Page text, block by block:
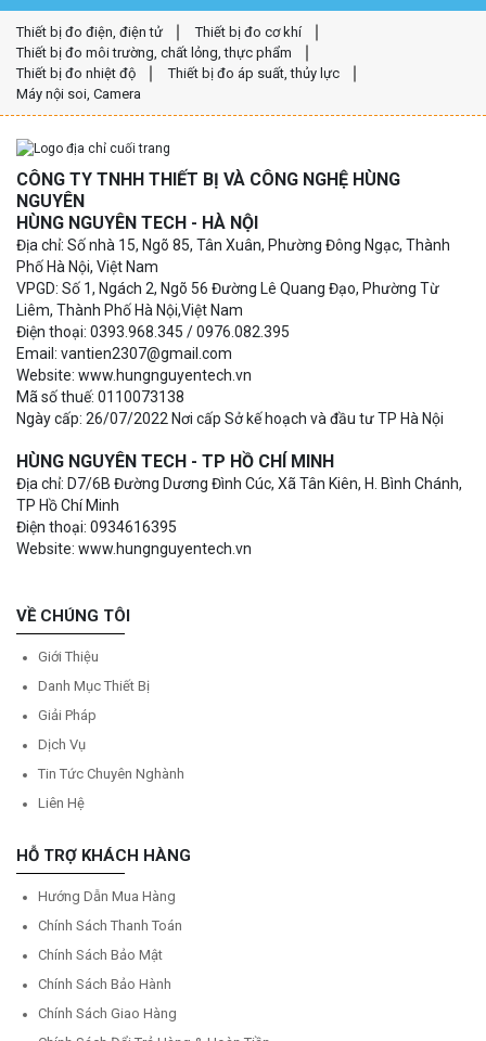
Thiết bị đo điện, điện tử
Thiết bị đo cơ khí
Thiết bị đo môi trường, chất lỏng, thực phẩm
Thiết bị đo nhiệt độ
Thiết bị đo áp suất, thủy lực
Máy nội soi, Camera
CÔNG TY TNHH THIẾT BỊ VÀ CÔNG NGHỆ HÙNG
NGUYÊN
HÙNG NGUYÊN TECH - HÀ NỘI
Địa chỉ: Số nhà 15, Ngõ 85, Tân Xuân, Phường Đông Ngạc, Thành
Phố Hà Nội, Việt Nam
VPGD: Số 1, Ngách 2, Ngõ 56 Đường Lê Quang Đạo, Phường Từ
Liêm, Thành Phố Hà Nội,Việt Nam
Điện thoại: 0393.968.345 / 0976.082.395
Email: vantien2307@gmail.com
Website: www.hungnguyentech.vn
Mã số thuế: 0110073138
Ngày cấp: 26/07/2022 Nơi cấp Sở kế hoạch và đầu tư TP Hà Nội
HÙNG NGUYÊN TECH - TP HỒ CHÍ MINH
Địa chỉ: D7/6B Đường Dương Đình Cúc, Xã Tân Kiên, H. Bình Chánh,
TP Hồ Chí Minh
Điện thoại: 0934616395
Website: www.hungnguyentech.vn
VỀ CHÚNG TÔI
Giới Thiệu
Danh Mục Thiết Bị
Giải Pháp
Dịch Vụ
Tin Tức Chuyên Nghành
Liên Hệ
HỖ TRỢ KHÁCH HÀNG
Hướng Dẫn Mua Hàng
Chính Sách Thanh Toán
Chính Sách Bảo Mật
Chính Sách Bảo Hành
Chính Sách Giao Hàng